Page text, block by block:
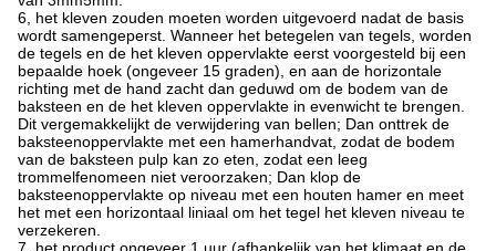
6, het kleven zouden moeten worden uitgevoerd nadat de basis
wordt samengeperst. Wanneer het betegelen van tegels, worden
de tegels en de het kleven oppervlakte eerst voorgesteld bij een
bepaalde hoek (ongeveer 15 graden), en aan de horizontale
richting met de hand zacht dan geduwd om de bodem van de
baksteen en de het kleven oppervlakte in evenwicht te brengen.
Dit vergemakkelijkt de verwijdering van bellen; Dan onttrek de
baksteenoppervlakte met een hamerhandvat, zodat de bodem
van de baksteen pulp kan zo eten, zodat een leeg
trommelfenomeen niet veroorzaken; Dan klop de
baksteenoppervlakte op niveau met een houten hamer en meet
het met een horizontaal liniaal om het tegel het kleven niveau te
verzekeren.